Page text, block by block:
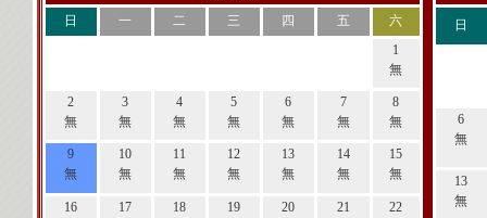
日
一 二 三 四 五
六
1
無
2
無
3
無
4
無
5
無
6
無
7
無
8
無
9
無
10
無
11
無
12
無
13
無
14
無
15
無
16
17
18
19
20
21
22
日
6
無
13
無